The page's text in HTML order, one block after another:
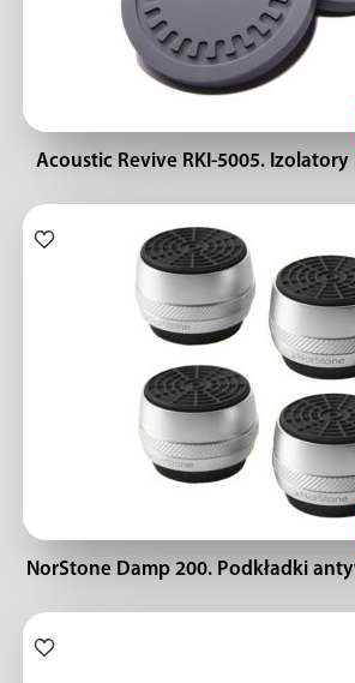
Acoustic Revive RKI-5005. Izolatory
NorStone Damp 200. Podkładki